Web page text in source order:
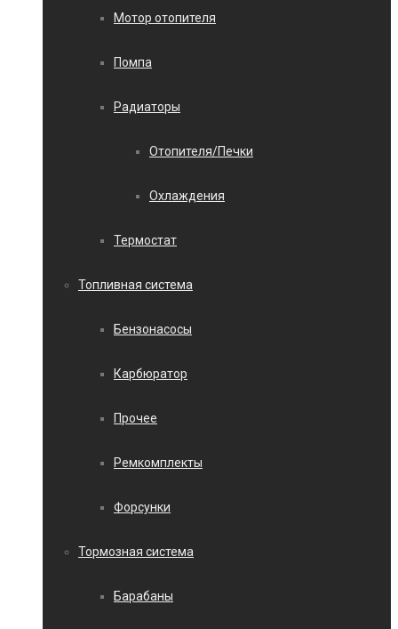
Мотор отопителя
Помпа
Радиаторы
Отопителя/Печки
Охлаждения
Термостат
Топливная система
Бензонасосы
Карбюратор
Прочее
Ремкомплекты
Форсунки
Тормозная система
Барабаны